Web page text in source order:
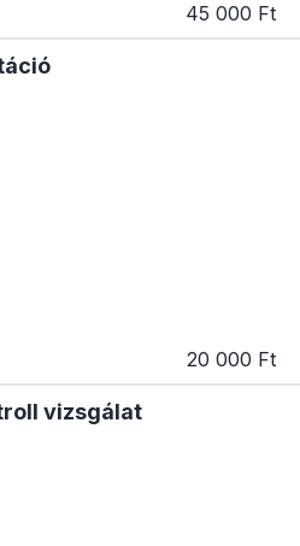
45 000 Ft
20 000 Ft
vizsgálat